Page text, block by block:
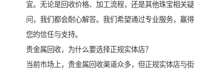
宜。无论是回收价格、加工流程，还是其他珠宝相关疑
问，我们都会耐心解答。我们希望通过专业服务，赢得
您的信任与支持。
贵金属回收，为什么要选择正规实体店？
当前市场上，贵金属回收渠道众多，但正规实体店与街